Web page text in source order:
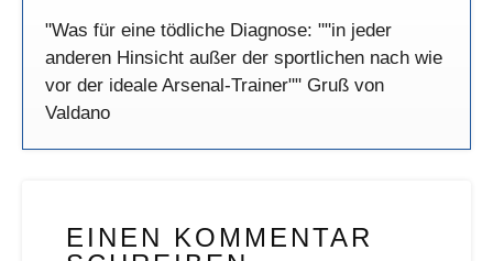
"Was für eine tödliche Diagnose: ""in jeder
anderen Hinsicht außer der sportlichen nach wie
vor der ideale Arsenal-Trainer"" Gruß von
Valdano
EINEN KOMMENTAR